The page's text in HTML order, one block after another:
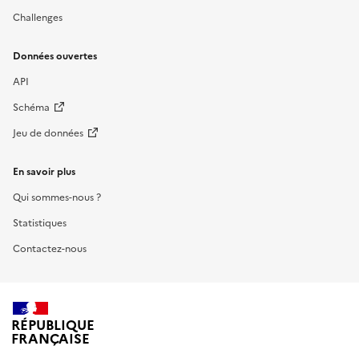
Challenges
Données ouvertes
API
Schéma
Jeu de données
En savoir plus
Qui sommes-nous ?
Statistiques
Contactez-nous
RÉPUBLIQUE
FRANÇAISE